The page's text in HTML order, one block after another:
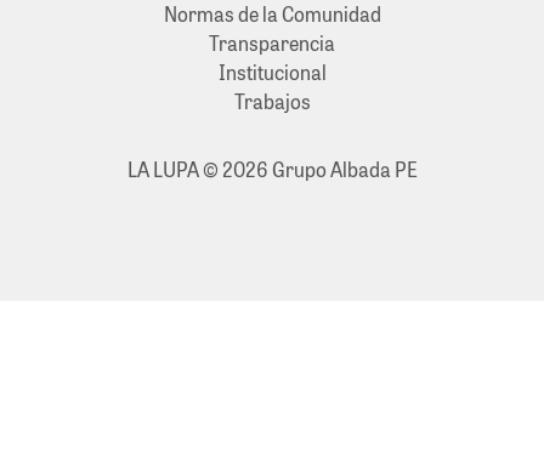
Normas de la Comunidad
Transparencia
Institucional
Trabajos
LA LUPA © 2026 Grupo Albada PE